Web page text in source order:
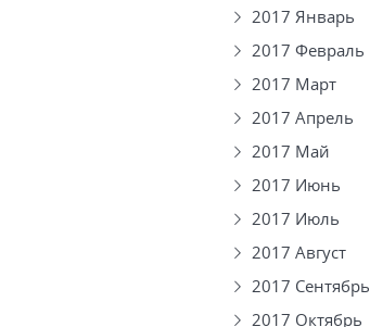
2017 Январь
2017 Февраль
2017 Март
2017 Апрель
2017 Май
2017 Июнь
2017 Июль
2017 Август
2017 Сентябрь
2017 Октябрь